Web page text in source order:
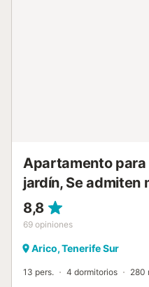
Apartamento para
jardín, Se admiten
8,8
69 opiniones
Arico, Tenerife Sur
13 pers. 4 dormitorios 280